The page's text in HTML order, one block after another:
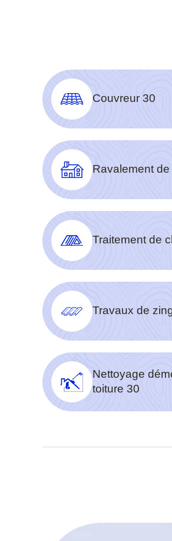
Couvreur 30
Ravalement
Traitement de
Travaux de
Nettoyage
toiture 30